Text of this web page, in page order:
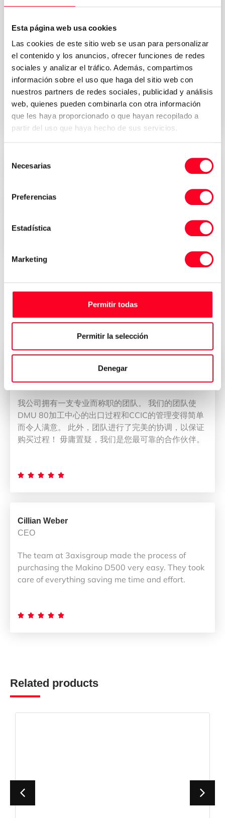
Esta página web usa cookies
Las cookies de este sitio web se usan para personalizar
el contenido y los anuncios, ofrecer funciones de redes
sociales y analizar el tráfico. Además, compartimos
información sobre el uso que haga del sitio web con
nuestros partners de redes sociales, publicidad y análisis
web, quienes pueden combinarla con otra información
que les haya proporcionado o que hayan recopilado a
partir del uso que haya hecho de sus servicios.
Necesarias
Preferencias
Estadística
Marketing
Permitir todas
Permitir la selección
Denegar
Acepto los términos y condiciones de laPolítica de
privacidad*
Solicitar presupuesto
Precios atractivos
Seguridad, confianza y transparencia
Opiniones de quienes han
comprado su máquina en 3Axis
Group
CEO
我公司拥有一支专业而称职的团队。 我们的团队使
DMU 80加工中心的出口过程和CCIC的管理变得简单
而令人满意。 此外，团队进行了完美的协调，以保证
购买过程！ 毋庸置疑，我们是您最可靠的合作伙伴。
    
Cillian Weber
CEO
The team at 3axisgroup made the process of
purchasing the Makino D500 very easy. They took
care of everything saving me time and effort.
    
Related products